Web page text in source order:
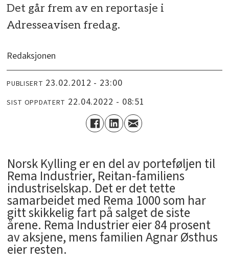
Det går frem av en reportasje i
Adresseavisen fredag.
Redaksjonen
PUBLISERT 23.02.2012 - 23:00
SIST OPPDATERT 22.04.2022 - 08:51
Norsk Kylling er en del av porteføljen til
Rema Industrier, Reitan-familiens
industriselskap. Det er det tette
samarbeidet med Rema 1000 som har
gitt skikkelig fart på salget de siste
årene. Rema Industrier eier 84 prosent
av aksjene, mens familien Agnar Østhus
eier resten.